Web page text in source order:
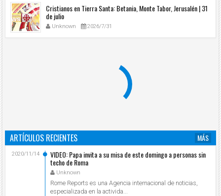
Cristianos en Tierra Santa: Betania, Monte Tabor, Jerusalén | 31
de julio
Unknown 2026/7/31
ARTÍCULOS RECIENTES
MÁS
VIDEO: Papa invita a su misa de este domingo a personas sin
techo de Roma
Unknown
2020/11/14
Rome Reports es una Agencia internacional de noticias,
especializada en la activida...